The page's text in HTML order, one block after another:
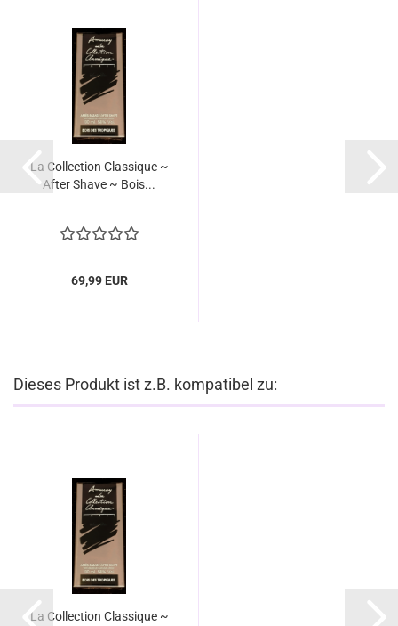
La Collection Classique ~
After Shave ~ Bois...
69,99 EUR
Dieses Produkt ist z.B. kompatibel zu:
La Collection Classique ~